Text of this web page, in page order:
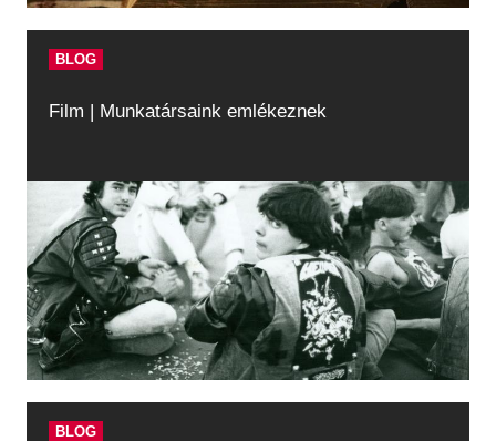
BLOG
Film | Munkatársaink emlékeznek
BLOG